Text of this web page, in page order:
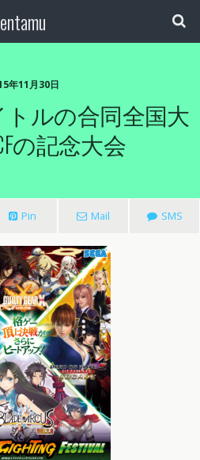
entamu
年11月30日
トルの合同全国大
の記念大会
Pin Mail SMS